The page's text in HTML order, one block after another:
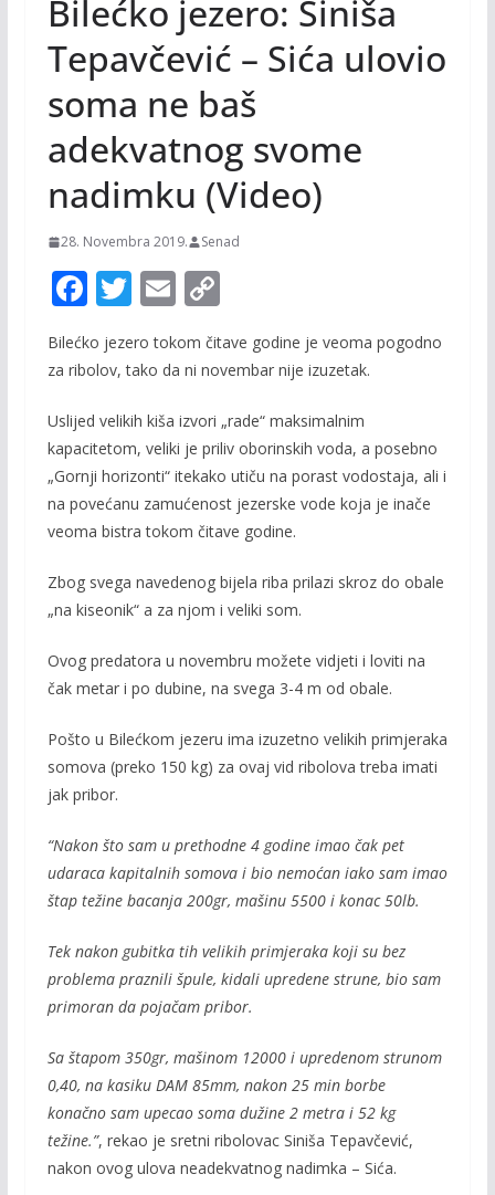
Bilećko jezero: Siniša
Tepavčević – Sića ulovio
soma ne baš
adekvatnog svome
nadimku (Video)
28. Novembra 2019. Senad
F
e
o
o
k
T
itt
E
m
ai
C
p
Li
n
k
Bilećko jezero tokom čitave godine je veoma pogodno
za ribolov, tako da ni novembar nije izuzetak.
Uslijed velikih kiša izvori „rade“ maksimalnim
kapacitetom, veliki je priliv oborinskih voda, a posebno
„Gornji horizonti“ itekako utiču na porast vodostaja, ali i
na povećanu zamućenost jezerske vode koja je inače
veoma bistra tokom čitave godine.
Zbog svega navedenog bijela riba prilazi skroz do obale
„na kiseonik“ a za njom i veliki som.
Ovog predatora u novembru možete vidjeti i loviti na
čak metar i po dubine, na svega 3-4 m od obale.
Pošto u Bilećkom jezeru ima izuzetno velikih primjeraka
somova (preko 150 kg) za ovaj vid ribolova treba imati
jak pribor.
“Nakon što sam u prethodne 4 godine imao čak pet
udaraca kapitalnih somova i bio nemoćan iako sam imao
štap težine bacanja 200gr, mašinu 5500 i konac 50lb.
Tek nakon gubitka tih velikih primjeraka koji su bez
problema praznili špule, kidali upredene strune, bio sam
primoran da pojačam pribor.
Sa štapom 350gr, mašinom 12000 i upredenom strunom
0,40, na kasiku DAM 85mm, nakon 25 min borbe
konačno sam upecao soma dužine 2 metra i 52 kg
težine.”, rekao je sretni ribolovac Siniša Tepavčević,
nakon ovog ulova neadekvatnog nadimka – Sića.